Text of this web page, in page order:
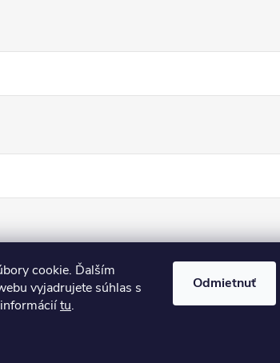
cookie. Ďalším
vyjadrujete súhlas s
tu.
Odmietnuť